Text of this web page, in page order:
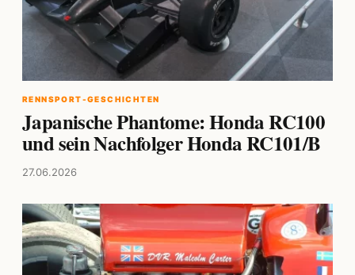
RENNSPORT-GESCHICHTEN
Japanische Phantome: Honda RC100
und sein Nachfolger Honda RC101/B
27.06.2026